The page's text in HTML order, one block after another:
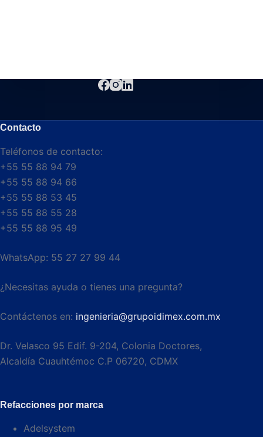
Contacto
Teléfonos de contacto:
+55 55 88 94 79
+55 55 88 94 66
+55 55 88 53 45
+55 55 88 55 28
+55 55 88 95 49
WhatsApp: 55 27 27 99 44
¿Necesitas ayuda o tienes una pregunta?
Contáctenos en: ingenieria@grupoidimex.com.mx
Dr. Velasco 95 Edif. 9-204, Colonia Doctores,
Alcaldía Cuauhtémoc C.P 06720, CDMX​
Refacciones por marca
Adelsystem